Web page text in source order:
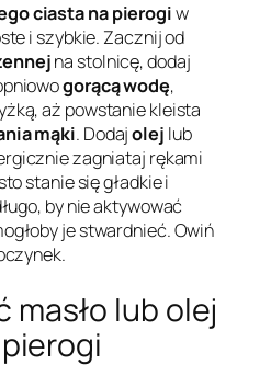
ciasta na pierogiw
i szybkie. Zacznij od
na stolnicę, dodaj
gorącą wodę,
aż powstanie kleista
mąki. Dodajolej lub
zagniataj rękami
stanie się gładkie i
by nie aktywować
je stwardnieć. Owiń
masło lub olej